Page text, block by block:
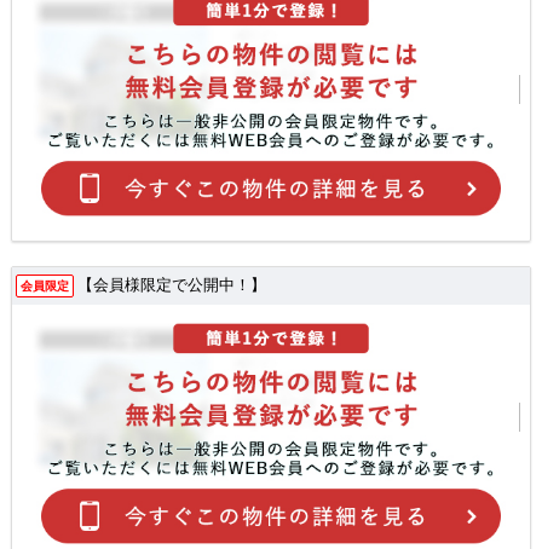
会員限定 【会員様限定で公開中！】